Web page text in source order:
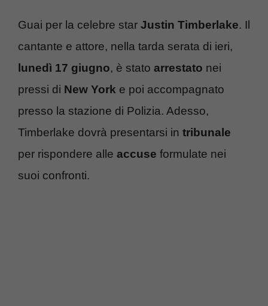
Guai per la celebre star Justin Timberlake. Il
cantante e attore, nella tarda serata di ieri,
lunedì 17 giugno, è stato arrestato nei
pressi di New York e poi accompagnato
presso la stazione di Polizia. Adesso,
Timberlake dovrà presentarsi in tribunale
per rispondere alle accuse formulate nei
suoi confronti.